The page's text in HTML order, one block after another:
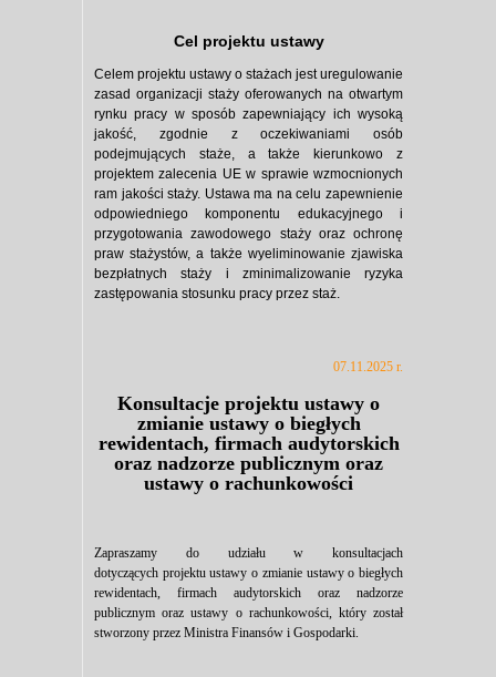
Cel projektu ustawy
Celem projektu ustawy o stażach jest uregulowanie
zasad organizacji staży oferowanych na otwartym
rynku pracy w sposób zapewniający ich wysoką
jakość, zgodnie z oczekiwaniami osób
podejmujących staże, a także kierunkowo z
projektem zalecenia UE w sprawie wzmocnionych
ram jakości staży. Ustawa ma na celu zapewnienie
odpowiedniego komponentu edukacyjnego i
przygotowania zawodowego staży oraz ochronę
praw stażystów, a także wyeliminowanie zjawiska
bezpłatnych staży i zminimalizowanie ryzyka
zastępowania stosunku pracy przez staż.
07.11.2025 r.
Konsultacje projektu ustawy o
zmianie ustawy o biegłych
rewidentach, firmach audytorskich
oraz nadzorze publicznym oraz
ustawy o rachunkowości
Zapraszamy do udziału w konsultacjach
dotyczących projektu ustawy o zmianie ustawy o biegłych
rewidentach, firmach audytorskich oraz nadzorze
publicznym oraz ustawy o rachunkowości, który został
stworzony przez Ministra Finansów i Gospodarki.